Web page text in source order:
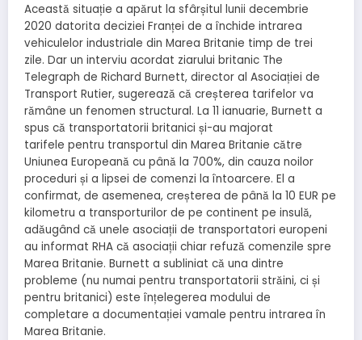
Această situație a apărut la sfârșitul lunii decembrie
2020 datorita deciziei Franței de a închide intrarea
vehiculelor industriale din Marea Britanie timp de trei
zile. Dar un interviu acordat ziarului britanic The
Telegraph de Richard Burnett, director al Asociației de
Transport Rutier, sugerează că creșterea tarifelor va
rămâne un fenomen structural. La 11 ianuarie, Burnett a
spus că transportatorii britanici și-au majorat
tarifele pentru transportul din Marea Britanie către
Uniunea Europeană cu până la 700%, din cauza noilor
proceduri și a lipsei de comenzi la întoarcere. El a
confirmat, de asemenea, creșterea de până la 10 EUR pe
kilometru a transporturilor de pe continent pe insulă,
adăugând că unele asociații de transportatori europeni
au informat RHA că asociații chiar refuză comenzile spre
Marea Britanie. Burnett a subliniat că una dintre
probleme (nu numai pentru transportatorii străini, ci și
pentru britanici) este înțelegerea modului de
completare a documentației vamale pentru intrarea în
Marea Britanie.